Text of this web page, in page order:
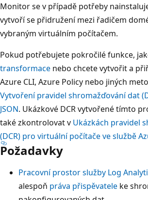
Monitor se v případě potřeby
vytvoří se přidružení mezi řadičem
vybraným virtuálním počítačem.
Pokud potřebujete pokročilé funkce,
transformace nebo chcete vytvořit a
Azure CLI, Azure Policy nebo jiných
Vytvoření pravidel shromažďování dat
JSON. Ukázkové DCR vytvořené tímto
také zkontrolovat v Ukázkách pravidel
(DCR) pro virtuální počítače ve službě
Požadavky
Pracovní prostor služby Log
alespoň práva přispěvatele ke